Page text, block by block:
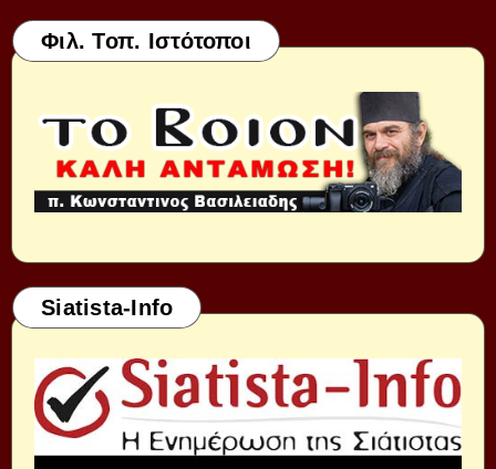
Φιλ. Τοπ. Ιστότοποι
Siatista-Info